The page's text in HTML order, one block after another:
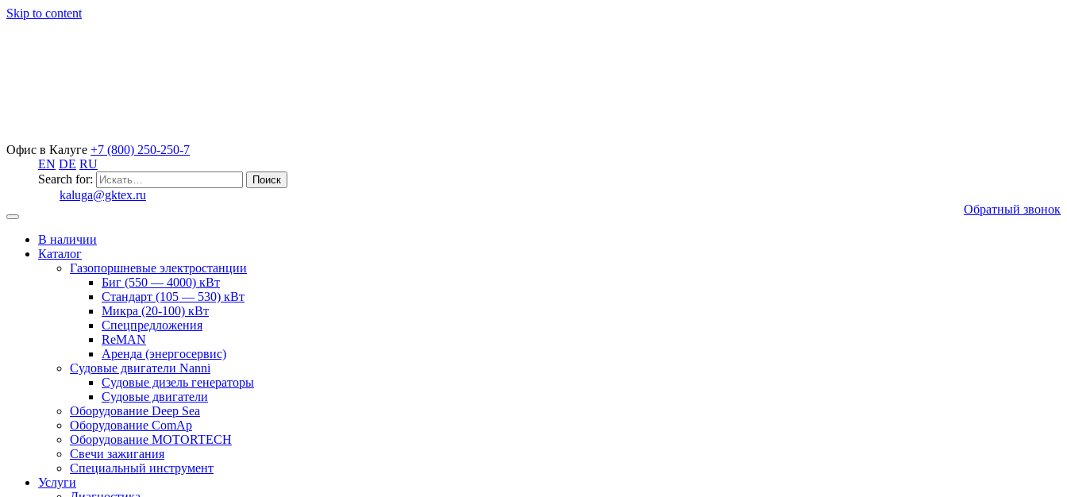
Skip to content
Офис в Калуге +7 (800) 250-250-7
EN DE RU
Search for:
kaluga@gktex.ru
Обратный звонок
В наличии
Каталог
Газопоршневые электростанции
Биг (550 — 4000) кВт
Стандарт (105 — 530) кВт
Микра (20-100) кВт
Спецпредложения
ReMAN
Аренда (энергосервис)
Судовые двигатели Nanni
Судовые дизель генераторы
Судовые двигатели
Оборудование Deep Sea
Оборудование ComAp
Оборудование MOTORTECH
Свечи зажигания
Специальный инструмент
Услуги